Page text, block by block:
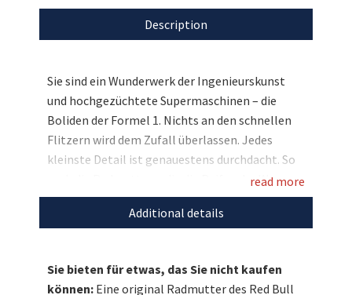
Description
Sie sind ein Wunderwerk der Ingenieurskunst
und hochgezüchtete Supermaschinen – die
Boliden der Formel 1. Nichts an den schnellen
Flitzern wird dem Zufall überlassen. Jedes
kleinste Detail ist genauestens durchdacht. So
auch die Radmuttern, die die Reifen der Wagen
auf den Felgen halten. Doch dieses
unscheinbare Stück Metall bereitete schon so
auch Sebastian Vettel wertvolle Punkte in der
read more
Additional details
Sie bieten für etwas, das Sie nicht kaufen
können: Eine original Radmutter des Red Bull